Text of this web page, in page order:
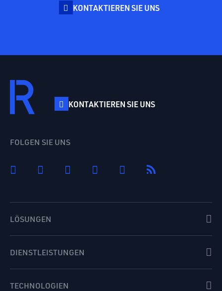
KONTAKTIEREN SIE UNS
KONTAKTIEREN SIE UNS
FOLGEN SIE UNS
LÖSUNGEN
DIENSTLEISTUNGEN
TECHNOLOGIEN